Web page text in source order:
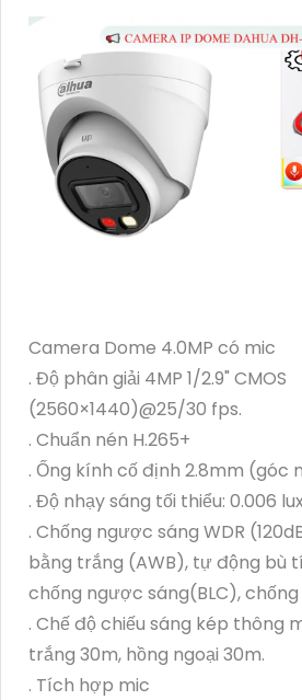
Camera Dome 4.0MP có mic
. Độ phân giải 4MP 1/2.9" CMOS
(2560×1440)@25/30 fps.
. Chuẩn nén H.265+
. Ống kính cố định 2.8mm (góc
. Độ nhạy sáng tối thiểu: 0.006
. Chống ngược sáng WDR
bằng trắng (AWB), tự động bù
chống ngược sáng(BLC), chống
. Chế độ chiếu sáng kép thông
trắng 30m, hồng ngoại 30m.
. Tích hợp mic